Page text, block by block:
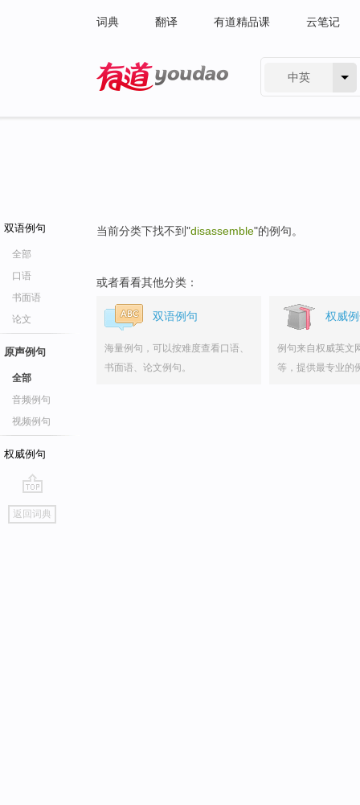
词典 翻译 有道精品课 云笔记
中英
双语例句
全部
口语
书面语
论文
原声例句
全部
音频例句
视频例句
权威例句
go
top
返回词典
当前分类下找不到"disassemble"的例句。
或者看看其他分类：
双语例句
海量例句，可以按难度查看口语、
书面语、论文例句。
权威
例句来自权威英文
等，提供最专业的